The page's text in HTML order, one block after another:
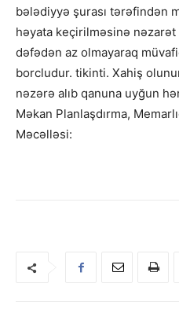
bələdiyyə şurası tərəfindən
həyata keçirilməsinə
dəfədən az olmayaraq
borcludur. tikinti. Xahiş
nəzərə alıb qanuna uyğun
Məkan Planlaşdırma,
Məcəlləsi: